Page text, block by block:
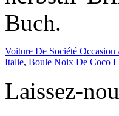
Voiture De Société Occasion
Italie, Boule Noix De Coco
Laissez-